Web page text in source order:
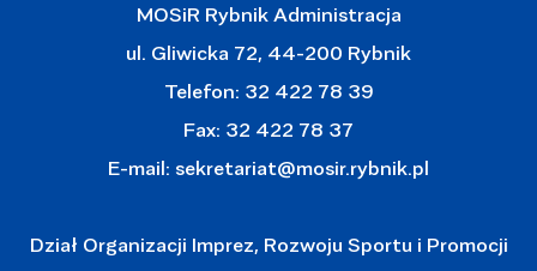
MOSiR Rybnik Administracja
ul. Gliwicka 72, 44-200 Rybnik
Telefon: 32 422 78 39
Fax: 32 422 78 37
E-mail: sekretariat@mosir.rybnik.pl
Dział Organizacji Imprez, Rozwoju Sportu i Promocji